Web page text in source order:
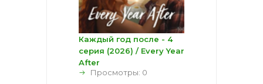
Каждый год после - 4
серия (2026) / Every Year
After
Просмотры: 0